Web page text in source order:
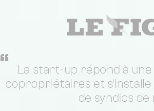
“
La start-up répond à
copropriétaires et
de syndics